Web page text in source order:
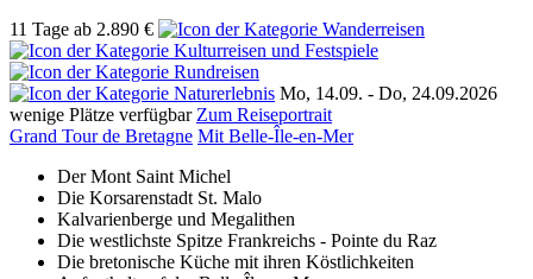
11 Tage ab 2.890 €
Mo, 14.09. - Do, 24.09.2026
wenige Plätze verfügbar Zum Reiseportrait
Grand Tour de Bretagne Mit Belle-Île-en-Mer
Der Mont Saint Michel
Die Korsarenstadt St. Malo
Kalvarienberge und Megalithen
Die westlichste Spitze Frankreichs - Pointe du Raz
Die bretonische Küche mit ihren Köstlichkeiten